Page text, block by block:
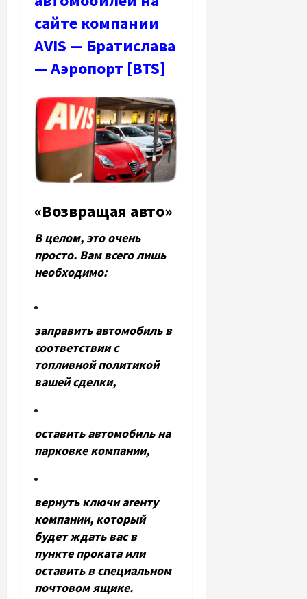
сайте компании
AVIS — Братислава
— Аэропорт [BTS]
«Возвращая авто»
В целом, это очень
просто. Вам всего лишь
необходимо:
заправить автомобиль в
соответствии с
топливной политикой
вашей сделки,
оставить автомобиль на
парковке компании,
вернуть ключи агенту
компании, который
будет ждать вас в
пункте проката или
оставить в специальном
почтовом ящике.